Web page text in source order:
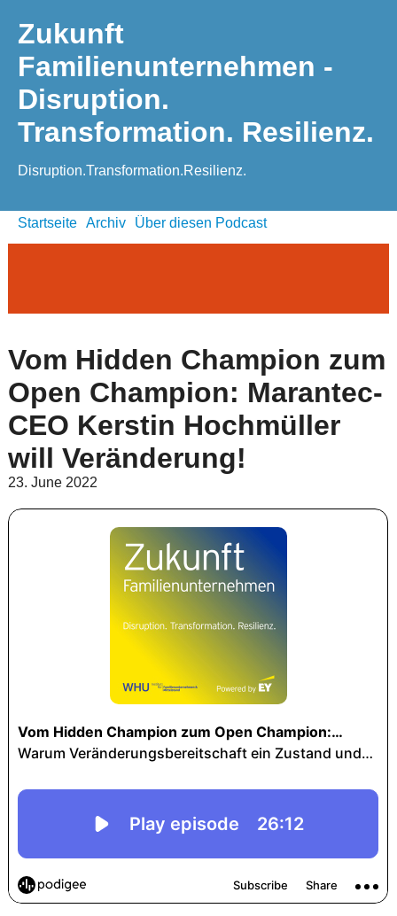
Zukunft
Familienunternehmen -
Disruption.
Transformation. Resilienz.
Disruption.Transformation.Resilienz.
Startseite Archiv Über diesen Podcast
Vom Hidden Champion zum
Open Champion: Marantec-
CEO Kerstin Hochmüller
will Veränderung!
23. June 2022